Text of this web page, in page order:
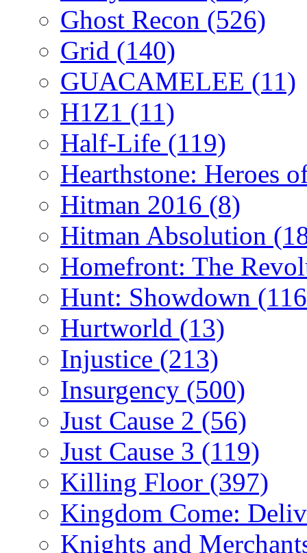
Ghost Recon (526)
Grid (140)
GUACAMELEE (11)
H1Z1 (11)
Half-Life (119)
Hearthstone: Heroes
Hitman 2016 (8)
Hitman Absolution
Homefront: The
Hunt: Showdown
Hurtworld (13)
Injustice (213)
Insurgency (500)
Just Cause 2 (56)
Just Cause 3 (119)
Killing Floor (397)
Kingdom Come:
Knights and